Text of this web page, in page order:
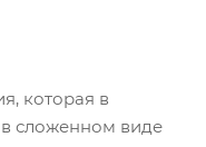
которая в
сложенном виде